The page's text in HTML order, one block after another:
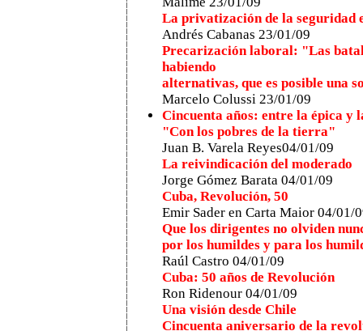
La privatización de la seguridad
Andrés Cabanas 23/01/09
Precarización laboral: "Las
habiendo
alternativas, que es posible una
Marcelo Colussi 23/01/09
Cincuenta años: entre la épica y
"Con los pobres de la tierra"
Juan B. Varela Reyes04/01/09
La reivindicación del moderado
Jorge Gómez Barata 04/01/09
Cuba, Revolución, 50
Emir Sader en Carta Maior 04/01/
Que los dirigentes no olviden
por los humildes y para los
Raúl Castro 04/01/09
Cuba: 50 años de Revolución
Ron Ridenour 04/01/09
Una visión desde Chile
Cincuenta aniversario de la